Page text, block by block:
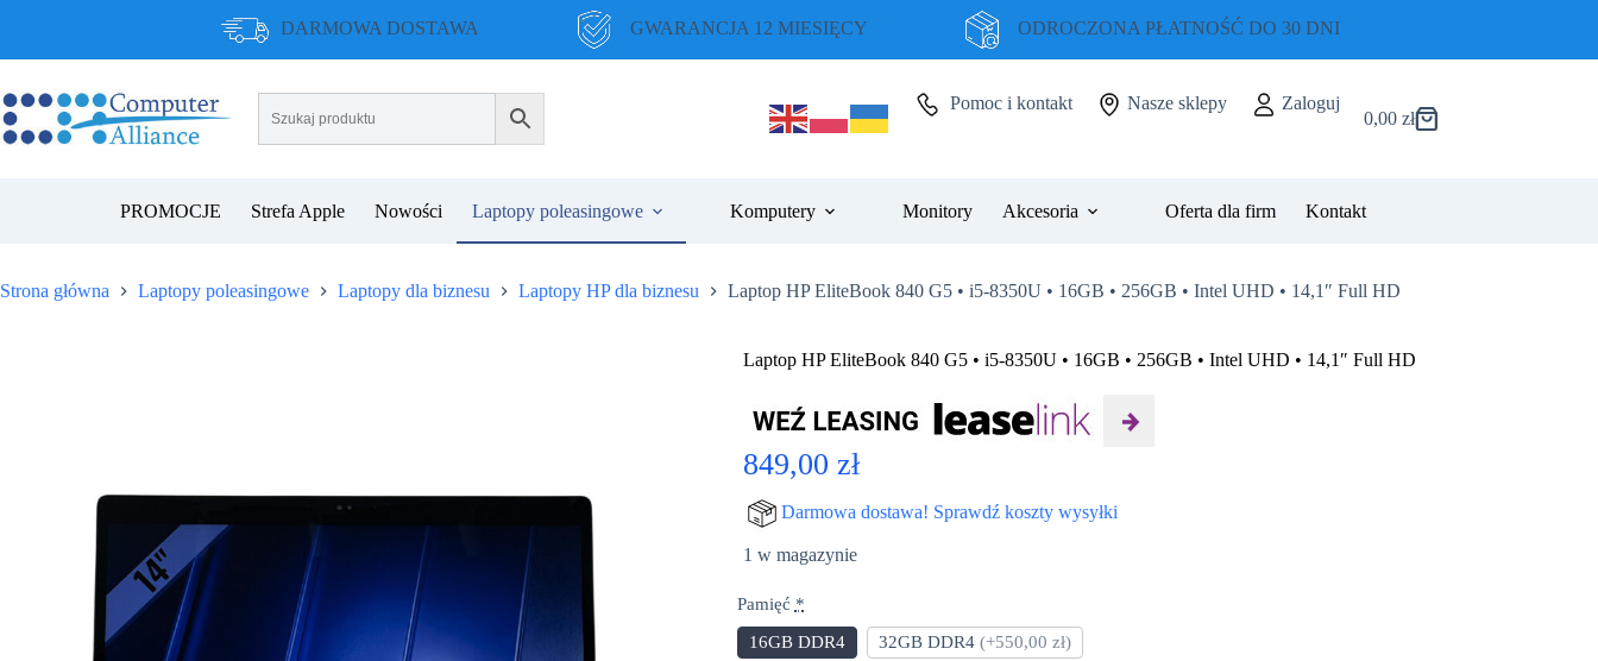
DARMOWA DOSTAWA GWARANCJA 12 MIESIĘCY ODROCZONA PŁATNOŚĆ DO 30 DNI
Pomoc i kontakt Nasze sklepy
Zaloguj
Koszyk
0,00 zł
PROMOCJE Strefa Apple Nowości Laptopy poleasingowe Komputery Monitory Akcesoria Oferta dla firm Kontakt
Strona główna Laptopy poleasingowe Laptopy dla biznesu Laptopy HP dla biznesu Laptop HP EliteBook 840 G5 • i5-8350U • 16GB • 256GB • Intel UHD • 14,1″ Full HD
Laptop HP EliteBook 840 G5 • i5-8350U • 16GB • 256GB • Intel UHD • 14,1″ Full HD
849,00 zł
Darmowa dostawa! Sprawdź koszty wysyłki
1 w magazynie
Pamięć *
16GB DDR4
32GB DDR4 (+550,00 zł)